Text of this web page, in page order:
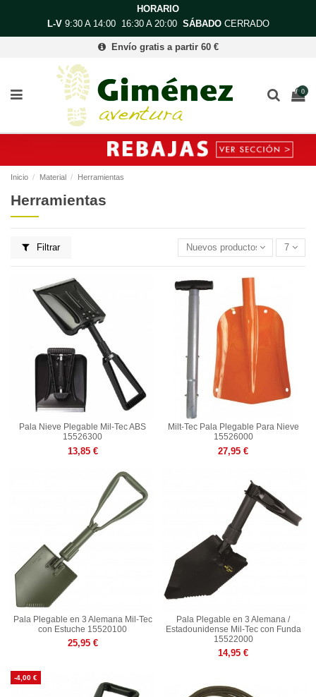
HORARIO
L-V9:30 A 14:00 16:30 A 20:00 SÁBADOCERRADO
Envío gratis a partir 60 €
0
Inicio Material Herramientas
Herramientas
Filtrar Nuevos productos primero
7
Pala Nieve Plegable Mil-Tec ABS
15526300
13,85 €
Milt-Tec Pala Plegable Para Nieve
15526000
27,95 €
Pala Plegable en 3 Alemana Mil-Tec
con Estuche 15520100
25,95 €
Pala Plegable en 3 Alemana /
Estadounidense Mil-Tec con Funda
15522000
14,95 €
-4,00 €